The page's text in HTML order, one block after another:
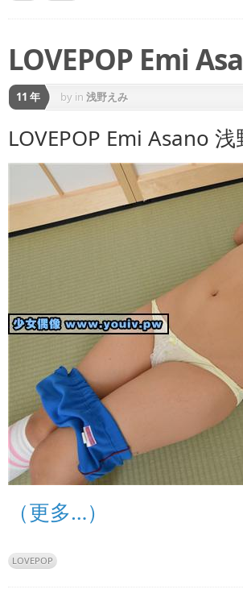
LOVEPOP Emi
11 年 by in 浅野えみ
LOVEPOP Emi Asano
（更多…）
LOVEPOP